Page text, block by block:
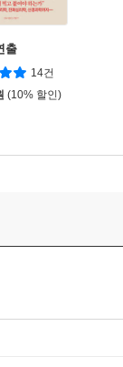
출
14건
(10% 할인)